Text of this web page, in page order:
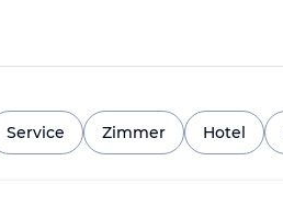
Service Zimmer Hotel